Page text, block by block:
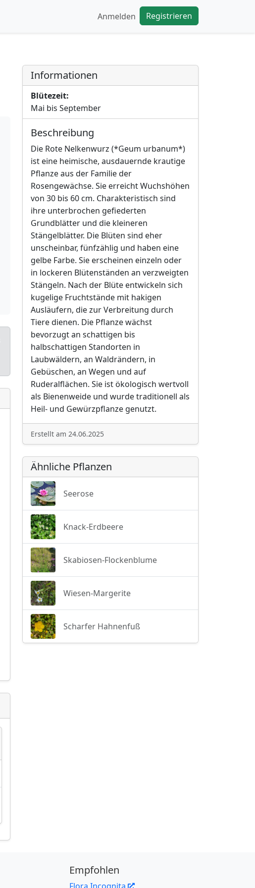
Anmelden Registrieren
Informationen
Blütezeit:
Mai bis September
Beschreibung
Die Rote Nelkenwurz (*Geum urbanum*)
ist eine heimische, ausdauernde krautige
Pflanze aus der Familie der
Rosengewächse. Sie erreicht Wuchshöhen
von 30 bis 60 cm. Charakteristisch sind
ihre unterbrochen gefiederten
Grundblätter und die kleineren
Stängelblätter. Die Blüten sind eher
unscheinbar, fünfzählig und haben eine
gelbe Farbe. Sie erscheinen einzeln oder
in lockeren Blütenständen an verzweigten
Stängeln. Nach der Blüte entwickeln sich
kugelige Fruchtstände mit hakigen
Ausläufern, die zur Verbreitung durch
Tiere dienen. Die Pflanze wächst
bevorzugt an schattigen bis
halbschattigen Standorten in
Laubwäldern, an Waldrändern, in
Gebüschen, an Wegen und auf
Ruderalflächen. Sie ist ökologisch wertvoll
als Bienenweide und wurde traditionell als
Heil- und Gewürzpflanze genutzt.
Erstellt am 24.06.2025
Ähnliche Pflanzen
Seerose
Knack-Erdbeere
Skabiosen-Flockenblume
Wiesen-Margerite
Scharfer Hahnenfuß
Empfohlen